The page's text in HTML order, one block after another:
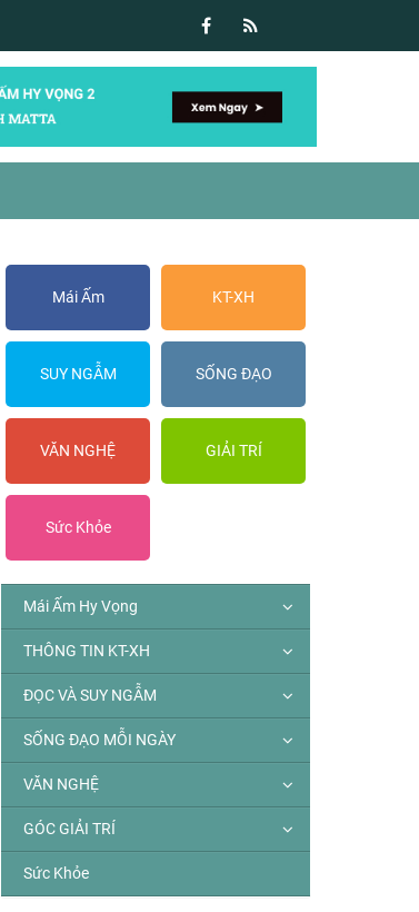
Mái Ấm KT-XH
SUY NGẪM SỐNG ĐẠO
VĂN NGHỆ GIẢI TRÍ
Sức Khỏe
Mái Ấm Hy Vọng
THÔNG TIN KT-XH
ĐỌC VÀ SUY NGẪM
SỐNG ĐẠO MỖI NGÀY
VĂN NGHỆ
GÓC GIẢI TRÍ
Sức Khỏe